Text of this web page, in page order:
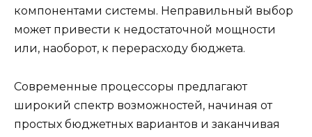
компонентами системы. Неправильный выбор
может привести к недостаточной мощности
или, наоборот, к перерасходу бюджета.
Современные процессоры предлагают
широкий спектр возможностей, начиная от
простых бюджетных вариантов и заканчивая